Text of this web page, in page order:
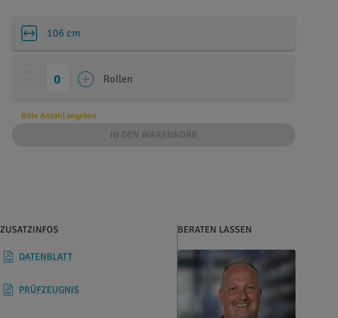
106 cm
Rollen
Bitte Anzahl angeben
IN DEN WARENKORB
ZUSATZINFOS
DATENBLATT
PRÜFZEUGNIS
BERATEN LASSEN